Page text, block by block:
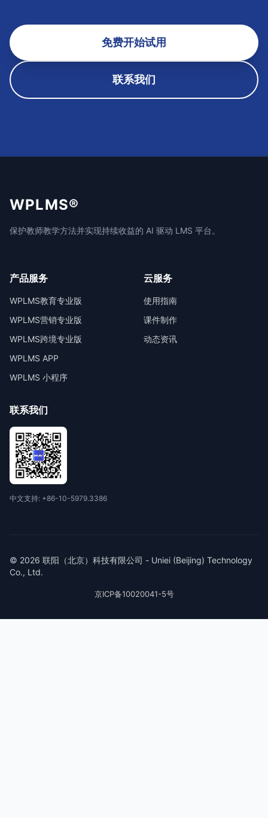
免费开始试用
联系我们
WPLMS®
保护教师教学方法并实现持续收益的 AI 驱动 LMS 平台。
产品服务
WPLMS教育专业版
WPLMS营销专业版
WPLMS跨境专业版
WPLMS APP
WPLMS 小程序
云服务
使用指南
课件制作
动态资讯
联系我们
中文支持: +86-10-5979.3386
© 2026 联阳（北京）科技有限公司 - Uniei (Beijing) Technology
Co., Ltd.
京ICP备10020041-5号